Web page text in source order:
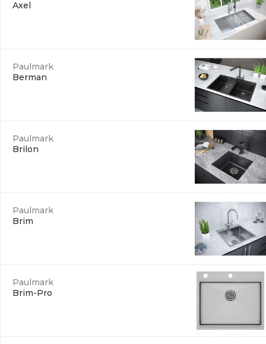
Axel
Paulmark
Berman
Paulmark
Brilon
Paulmark
Brim
Paulmark
Brim-Pro